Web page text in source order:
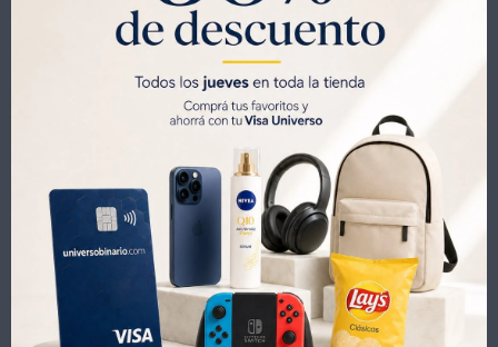
USD 110
+

Llega MAÑANA
UYU 3.177 UYU 3.782
UYU 2.224